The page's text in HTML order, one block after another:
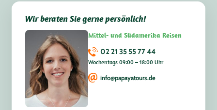
Wir beraten Sie gerne persönlich!
Mittel- und Südamerika Reisen
02 21 35 55 77 44
Wochentags 09:00 – 18:00 Uhr
info@papayatours.de